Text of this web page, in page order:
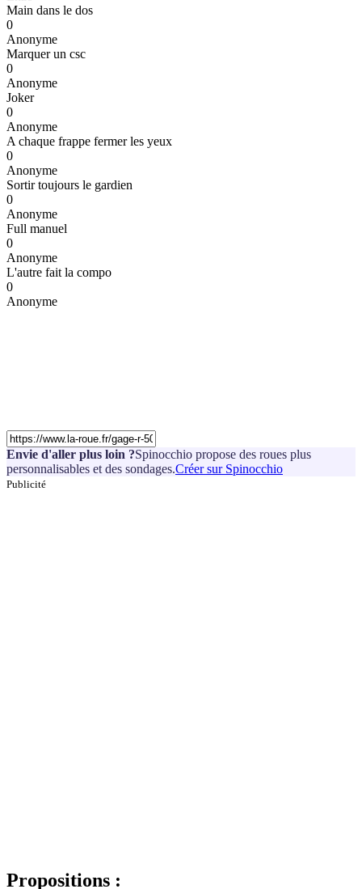
Main dans le dos
0
Anonyme
Marquer un csc
0
Anonyme
Joker
0
Anonyme
A chaque frappe fermer les yeux
0
Anonyme
Sortir toujours le gardien
0
Anonyme
Full manuel
0
Anonyme
L'autre fait la compo
0
Anonyme
Envie d'aller plus loin ?Spinocchio propose des roues plus
personnalisables et des sondages.Créer sur Spinocchio
Publicité
Propositions :